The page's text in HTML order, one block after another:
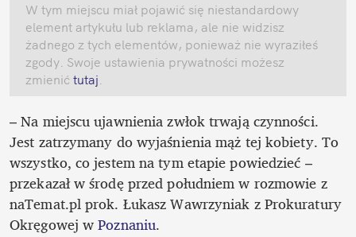
W tym miejscu miał pojawić się niestandardowy
element artykułu lub reklama, ale nie widzisz
żadnego z tych elementów, ponieważ nie wyraziłeś
zgody. Swoje ustawienia prywatności możesz
zmienić tutaj
– Na miejscu ujawnienia zwłok trwają czynności.
Jest zatrzymany do wyjaśnienia mąż tej kobiety. To
wszystko, co jestem na tym etapie powiedzieć –
przekazał w środę przed południem w rozmowie z
naTemat.pl prok. Łukasz Wawrzyniak zProkuratury
Okręgowej w Poznaniu.